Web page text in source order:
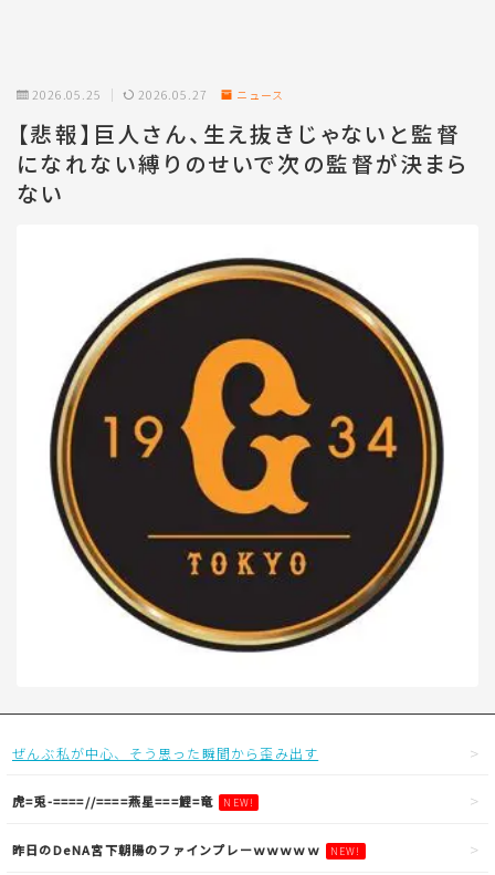
2026.05.25 2026.05.27 ニュース
【悲報】巨人さん、生え抜きじゃないと監督
になれない縛りのせいで次の監督が決まら
ない
ぜんぶ私が中心、そう思った瞬間から歪み出す
虎=兎-====//====燕星===鯉=竜 NEW!
昨日のDeNA宮下朝陽のファインプレーｗｗｗｗｗ NEW!